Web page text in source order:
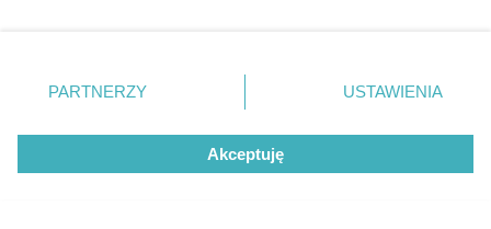
zmienić/wycofać klikając przycisk ustawień prywatności
znajdujący się w lewym dolnym rogu strony
rodzaje przetwarzania danych nie wymagają zgody
użytkownika, ale masz prawo sprzeciwić się takiemu
przetwarzaniu. Preferencje będą miały zastosowanie tylko
PARTNERZY USTAWIENIA
Akceptuję